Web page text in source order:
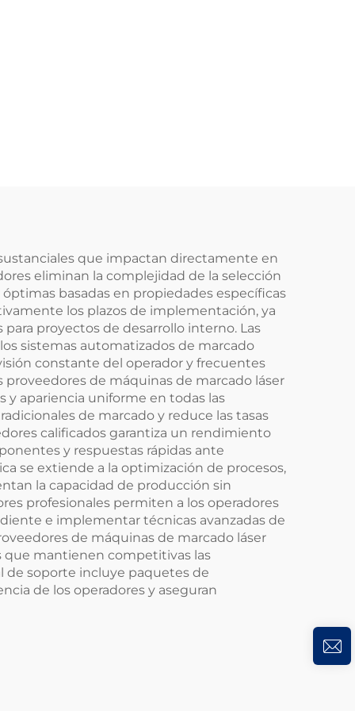
que impactan directamente en
eliminan la complejidad de la selección
basadas en propiedades específicas
los plazos de implementación, ya
proyectos de desarrollo interno. Las
sistemas automatizados de marcado
constante del operador y frecuentes
de máquinas de marcado láser
y apariencia uniforme en todas las
de marcado y reduce las tasas
calificados garantiza un rendimiento
y respuestas rápidas ante
se extiende a la optimización de procesos,
la capacidad de producción sin
profesionales permiten a los operadores
e implementar técnicas avanzadas de
de máquinas de marcado láser
que mantienen competitivas las
de soporte incluye paquetes de
de los operadores y aseguran